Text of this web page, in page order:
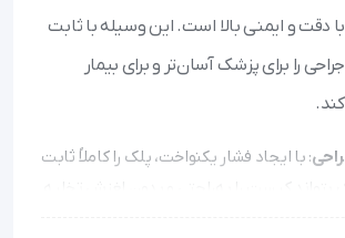
دقت و ایمنی بالا است. این وسیله با ثابت
را برای پزشک آسان‌تر و برای بیمار
: با ایجاد فشار یکنواخت، پلک را کاملاً ثابت
بتواند کیست را به‌راحتی و بدون لغزش تخلیه